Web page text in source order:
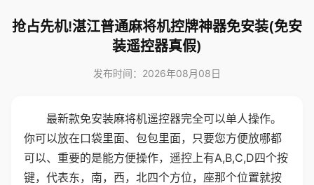
抢占先机!湛江普通麻将机控牌神器免安装(免安
装遥控器真假)
发布时间：2026年08月08日
最新款免安装麻将机遥控器完全可以单人操作。
你可以放在口袋里面、包包里面，只要您方便放哪都
可以、重要的是能方便操作，遥控上有A,B,C,D四个按
键，代表东，南，西，北四个方位，座那个位置就按